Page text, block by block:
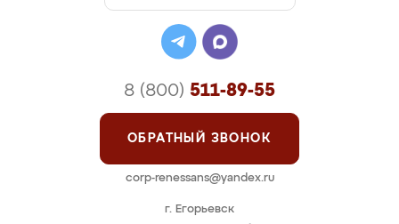
г. Егорьевск
8 (800) 511-89-55
ОБРАТНЫЙ ЗВОНОК
corp-renessans@yandex.ru